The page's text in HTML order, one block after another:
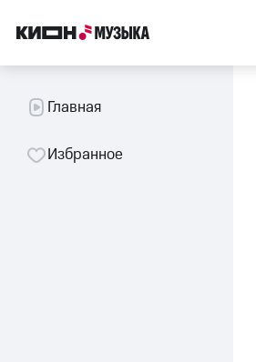
Главная
Избранное